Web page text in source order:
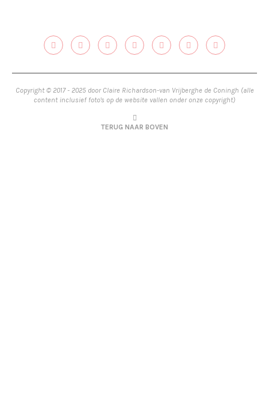
Copyright © 2017 - 2025 door Claire Richardson-van Vrijberghe de Coningh (alle
content inclusief foto's op de website vallen onder onze copyright)
TERUG NAAR BOVEN